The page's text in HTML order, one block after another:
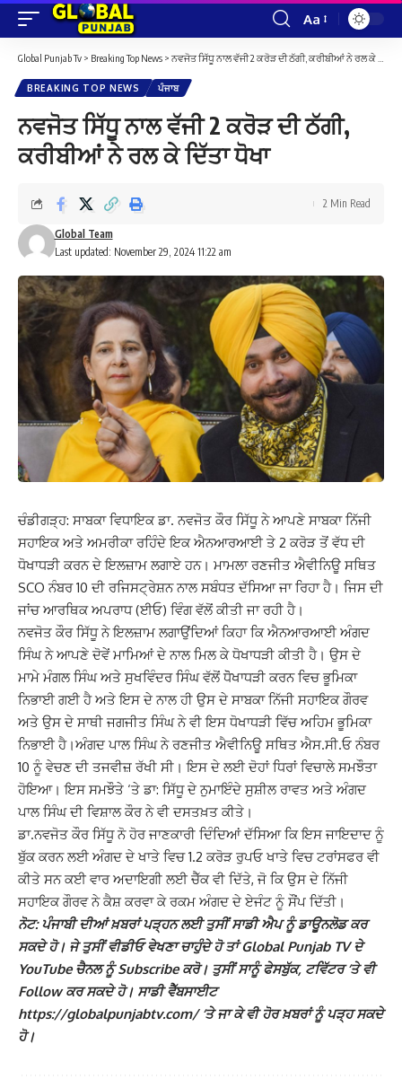
Font
Resizer
Aa
Global Punjab Tv > Breaking Top News > ਨਵਜੋਤ ਸਿੱਧੂ ਨਾਲ ਵੱਜੀ 2 ਕਰੋੜ ਦੀ ਠੱਗੀ, ਕਰੀਬੀਆਂ ਨੇ ਰਲ ਕੇ ਦਿੱਤਾ ਧੋਖਾ
BREAKING TOP NEWS ਪੰਜਾਬ
ਨਵਜੋਤ ਸਿੱਧੂ ਨਾਲ ਵੱਜੀ 2 ਕਰੋੜ ਦੀ ਠੱਗੀ,
ਕਰੀਬੀਆਂ ਨੇ ਰਲ ਕੇ ਦਿੱਤਾ ਧੋਖਾ
Last updated: November 29, 2024 11:22 am
Global Team
2 Min Read
ਚੰਡੀਗੜ੍ਹ: ਸਾਬਕਾ ਵਿਧਾਇਕ ਡਾ. ਨਵਜੋਤ ਕੌਰ ਸਿੱਧੂ ਨੇ ਆਪਣੇ ਸਾਬਕਾ ਨਿੱਜੀ
ਸਹਾਇਕ ਅਤੇ ਅਮਰੀਕਾ ਰਹਿੰਦੇ ਇਕ ਐਨਆਰਆਈ ਤੇ 2 ਕਰੋੜ ਤੋਂ ਵੱਧ ਦੀ
ਧੋਖਾਧੜੀ ਕਰਨ ਦੇ ਇਲਜ਼ਾਮ ਲਗਾਏ ਹਨ। ਮਾਮਲਾ ਰਣਜੀਤ ਐਵੀਨਿਊ ਸਥਿਤ
SCO ਨੰਬਰ 10 ਦੀ ਰਜਿਸਟ੍ਰੇਸ਼ਨ ਨਾਲ ਸਬੰਧਤ ਦੱਸਿਆ ਜਾ ਰਿਹਾ ਹੈ। ਜਿਸ ਦੀ
ਜਾਂਚ ਆਰਥਿਕ ਅਪਰਾਧ (ਈਓ) ਵਿੰਗ ਵੱਲੋਂ ਕੀਤੀ ਜਾ ਰਹੀ ਹੈ।
ਨਵਜੋਤ ਕੌਰ ਸਿੱਧੂ ਨੇ ਇਲਜ਼ਾਮ ਲਗਾਉਂਦਿਆਂ ਕਿਹਾ ਕਿ ਐਨਆਰਆਈ ਅੰਗਦ
ਸਿੰਘ ਨੇ ਆਪਣੇ ਦੋਵੇਂ ਮਾਮਿਆਂ ਦੇ ਨਾਲ ਮਿਲ ਕੇ ਧੋਖਾਧੜੀ ਕੀਤੀ ਹੈ। ਉਸ ਦੇ
ਮਾਮੇ ਮੰਗਲ ਸਿੰਘ ਅਤੇ ਸੁਖਵਿੰਦਰ ਸਿੰਘ ਵੱਲੋਂ ਧੋੋਖਾਧੜੀ ਕਰਨ ਵਿਚ ਭੂਮਿਕਾ
ਨਿਭਾਈ ਗਈ ਹੈ ਅਤੇ ਇਸ ਦੇ ਨਾਲ ਹੀ ਉਸ ਦੇ ਸਾਬਕਾ ਨਿੱਜੀ ਸਹਾਇਕ ਗੌਰਵ
ਅਤੇ ਉਸ ਦੇ ਸਾਥੀ ਜਗਜੀਤ ਸਿੰਘ ਨੇ ਵੀ ਇਸ ਧੋਖਾਧੜੀ ਵਿੱਚ ਅਹਿਮ ਭੂਮਿਕਾ
ਨਿਭਾਈ ਹੈ।ਅੰਗਦ ਪਾਲ ਸਿੰਘ ਨੇ ਰਣਜੀਤ ਐਵੀਨਿਊ ਸਥਿਤ ਐਸ.ਸੀ.ਓ ਨੰਬਰ
10 ਨੂੰ ਵੇਚਣ ਦੀ ਤਜਵੀਜ਼ ਰੱਖੀ ਸੀ। ਇਸ ਦੇ ਲਈ ਦੋਹਾਂ ਧਿਰਾਂ ਵਿਚਾਲੇ ਸਮਝੌਤਾ
ਹੋਇਆ। ਇਸ ਸਮਝੌਤੇ ‘ਤੇ ਡਾ: ਸਿੱਧੂ ਦੇ ਨੁਮਾਇੰਦੇ ਸੁਸ਼ੀਲ ਰਾਵਤ ਅਤੇ ਅੰਗਦ
ਪਾਲ ਸਿੰਘ ਦੀ ਵਿਸ਼ਾਲ ਕੌਰ ਨੇ ਵੀ ਦਸਤਖ਼ਤ ਕੀਤੇ।
ਡਾ.ਨਵਜੋਤ ਕੌਰ ਸਿੱਧੂ ਨੋ ਹੋਰ ਜਾਣਕਾਰੀ ਦਿੰਦਿਆਂ ਦੱਸਿਆ ਕਿ ਇਸ ਜਾਇਦਾਦ ਨੂੰ
ਬੁੱਕ ਕਰਨ ਲਈ ਅੰਗਦ ਦੇ ਖਾਤੇ ਵਿਚ 1.2 ਕਰੋੜ ਰੁਪਓ ਖਾਤੇ ਵਿਚ ਟਰਾਂਸਫਰ ਵੀ
ਕੀਤੇ ਸਨ ਕਈ ਵਾਰ ਅਦਾਇਗੀ ਲਈ ਚੈੱਕ ਵੀ ਦਿੱਤੇ, ਜੋ ਕਿ ਉਸ ਦੇ ਨਿੱਜੀ
ਸਹਾਇਕ ਗੌਰਵ ਨੇ ਕੈਸ਼ ਕਰਵਾ ਕੇ ਰਕਮ ਅੰਗਦ ਦੇ ਏਜੰਟ ਨੂੰ ਸੌਂਪ ਦਿੱਤੀ।
ਨੋਟ: ਪੰਜਾਬੀ ਦੀਆਂ ਖ਼ਬਰਾਂ ਪੜ੍ਹਨ ਲਈ ਤੁਸੀਂ ਸਾਡੀ ਐਪ ਨੂੰ ਡਾਊਨਲੋਡ ਕਰ
ਸਕਦੇ ਹੋ। ਜੇ ਤੁਸੀਂ ਵੀਡੀਓ ਵੇਖਣਾ ਚਾਹੁੰਦੇ ਹੋ ਤਾਂ Global Punjab TV ਦੇ
YouTube ਚੈਨਲ ਨੂੰ Subscribe ਕਰੋ। ਤੁਸੀਂ ਸਾਨੂੰ ਫੇਸਬੁੱਕ, ਟਵਿੱਟਰ ‘ਤੇ ਵੀ
Follow ਕਰ ਸਕਦੇ ਹੋ। ਸਾਡੀ ਵੈੱਬਸਾਈਟ
https://globalpunjabtv.com/ ‘ਤੇ ਜਾ ਕੇ ਵੀ ਹੋਰ ਖ਼ਬਰਾਂ ਨੂੰ ਪੜ੍ਹ ਸਕਦੇ
ਹੋ।